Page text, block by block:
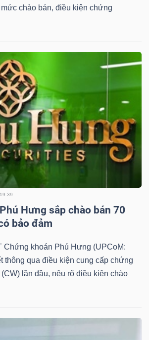
chào bán, điều kiện chứng
Hưng sắp chào bán 70
bảo đảm
Chứng khoán Phú Hưng (UPCoM:
thông qua điều kiện cung cấp chứng
lần đầu, nêu rõ điều kiện chào